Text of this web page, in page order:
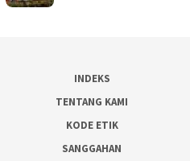
INDEKS
TENTANG KAMI
KODE ETIK
SANGGAHAN